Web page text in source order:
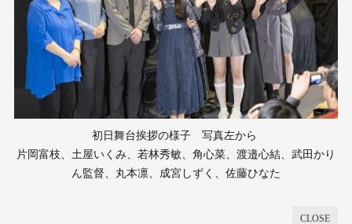
初日舞台挨拶の様子 写真左から
片岡富枝、土屋いくみ、若林秀敏、角心菜、渡邉心結、武田かり
ん監督、丸本凛、成宮しずく、佐藤ひなた